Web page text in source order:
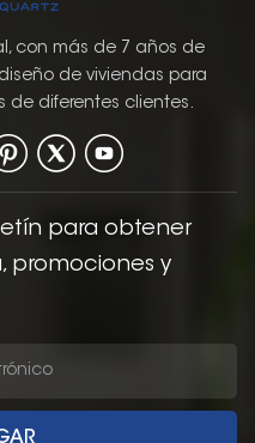
con más de 7 años de
de viviendas para
de diferentes clientes.
para obtener
promociones y